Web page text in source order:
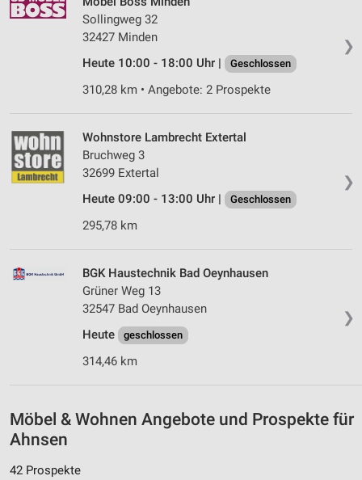
❯
Sollingweg 32
32427 Minden
Heute 10:00 - 18:00 Uhr |
Geschlossen
310,28 km • Angebote: 2 Prospekte
❯
Wohnstore Lambrecht Extertal
Bruchweg 3
32699 Extertal
Heute 09:00 - 13:00 Uhr |
Geschlossen
295,78 km
❯
BGK Haustechnik Bad Oeynhausen
Grüner Weg 13
32547 Bad Oeynhausen
Heute
geschlossen
314,46 km
Möbel & Wohnen Angebote und Prospekte für
Ahnsen
42 Prospekte